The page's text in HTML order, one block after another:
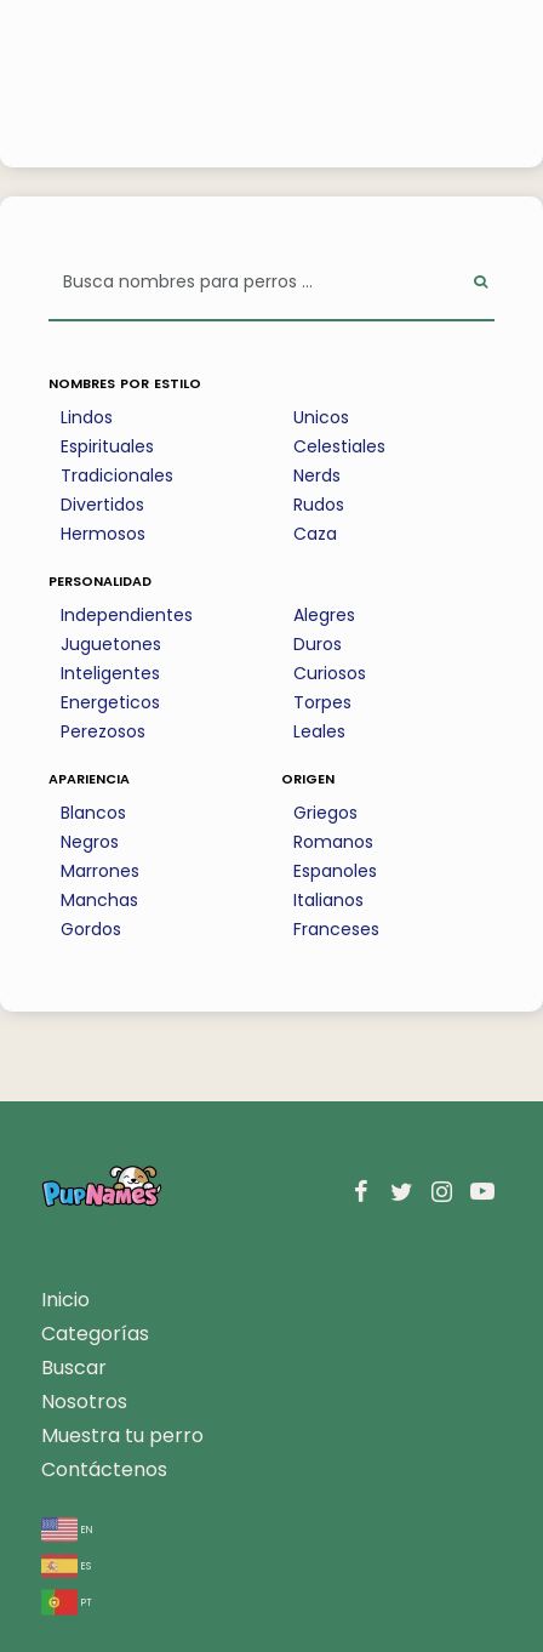
nombres por estilo
Lindos
Espirituales
Tradicionales
Divertidos
Hermosos
Unicos
Celestiales
Nerds
Rudos
Caza
personalidad
Independientes
Juguetones
Inteligentes
Energeticos
Perezosos
Alegres
Duros
Curiosos
Torpes
Leales
apariencia
Blancos
Negros
Marrones
Manchas
Gordos
origen
Griegos
Romanos
Espanoles
Italianos
Franceses
Inicio
Categorías
Buscar
Nosotros
Muestra tu perro
Contáctenos
en
es
pt